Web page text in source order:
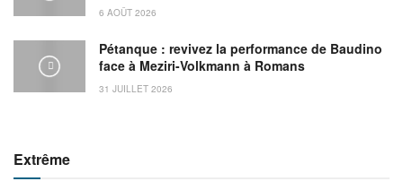
6 AOÛT 2026
Pétanque : revivez la performance de Baudino
face à Meziri-Volkmann à Romans
31 JUILLET 2026
Extrême